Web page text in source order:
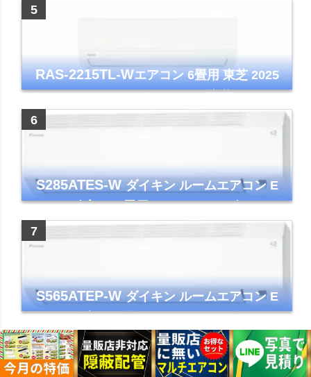
RAS-2215TL-Wエアコン 6畳用 東芝 2025
年モデル TLシリーズ ホワイト 壁掛け クーラ
ー コンパクト 清潔
S285ATES-Wダイキン ルームエアコン E
シリーズ 主に10畳用 ホワイト 2025年モデル
コンパクトモデル ストリーマ
S565ATEP-Wダイキン ルームエアコン E
シリーズ 主に18畳用 ホワイト 2025年モデル
コンパクトモデル ストリーマ